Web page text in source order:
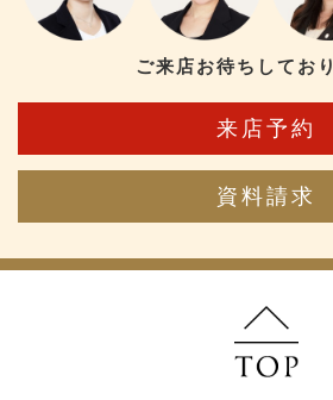
ご来店お待ちしてお
来店予約
資料請求